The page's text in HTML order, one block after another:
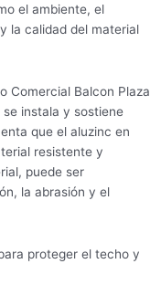
el ambiente, el
la calidad del material
Comercial Balcon Plaza
instala y sostiene
que el aluzinc en
resistente y
puede ser
la abrasión y el
proteger el techo y